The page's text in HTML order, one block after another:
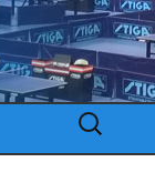
Haku: